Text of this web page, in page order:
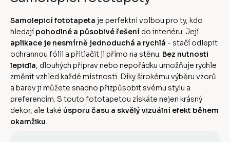
Samolepicí fototapeta je perfektní volbou pro ty, kdo
hledají pohodlné a působivé řešení do interiéru. Její
aplikace je nesmírně jednoduchá a rychlá - stačí odlepit
ochrannou fólii a přitlačit ji přímo na stěnu. Bez nutnosti
lepidla, dlouhých příprav nebo nepořádku umožňuje rychle
změnit vzhled každé místnosti. Díky širokému výběru vzorů
a barev ji můžete snadno přizpůsobit svému stylu a
preferencím. S touto fototapetou získáte nejen krásný
dekor, ale také úsporu času a skvělý vizuální efekt během
okamžiku.